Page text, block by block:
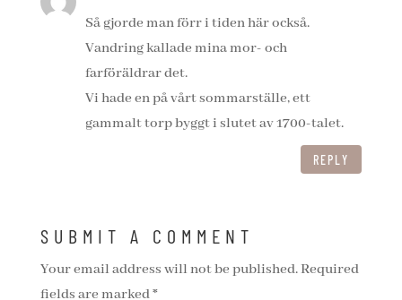
Så gjorde man förr i tiden här också.
Vandring kallade mina mor- och
farföräldrar det.
Vi hade en på vårt sommarställe, ett
gammalt torp byggt i slutet av 1700-talet.
REPLY
SUBMIT A COMMENT
Your email address will not be published.Required
fields are marked*